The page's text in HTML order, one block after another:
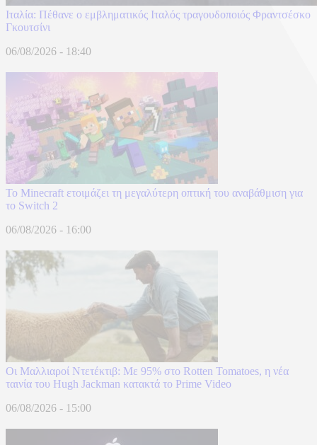
Ιταλία: Πέθανε ο εμβληματικός Ιταλός τραγουδοποιός Φραντσέσκο
Γκουτσίνι
06/08/2026 - 18:40
Το Minecraft ετοιμάζει τη μεγαλύτερη οπτική του αναβάθμιση για
το Switch 2
06/08/2026 - 16:00
Οι Μαλλιαροί Ντετέκτιβ: Με 95% στο Rotten Tomatoes, η νέα
ταινία του Hugh Jackman κατακτά το Prime Video
06/08/2026 - 15:00